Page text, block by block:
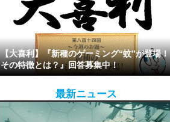
【大喜利】『新種のゲーミング“蚊”が登場！
その特徴とは？』回答募集中！
最新ニュース